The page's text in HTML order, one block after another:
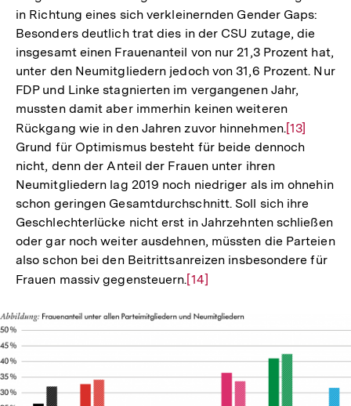
der
Fußnote
in Richtung eines sich verkleinernden Gender Gaps:
Besonders deutlich trat dies in der CSU zutage, die
insgesamt einen Frauenanteil von nur 21,3 Prozent hat,
unter den Neumitgliedern jedoch von 31,6 Prozent. Nur
FDP und Linke stagnierten im vergangenen Jahr,
mussten damit aber immerhin keinen weiteren
Rückgang wie in den Jahren zuvor hinnehmen.Zur
Auflösung
Fußnote
[13]
Grund für Optimismus besteht für beide dennoch
nicht, denn der Anteil der Frauen unter ihren
Neumitgliedern lag 2019 noch niedriger als im ohnehin
schon geringen Gesamtdurchschnitt. Soll sich ihre
Geschlechterlücke nicht erst in Jahrzehnten schließen
oder gar noch weiter ausdehnen, müssten die Parteien
also schon bei den Beitrittsanreizen insbesondere für
Frauen massiv gegensteuern.Zur
der
[14]